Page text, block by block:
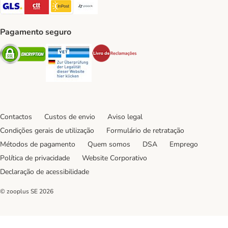
GLS Shipping Method
CTTExpress Shipping Method
InPost Shipping Method
Pagamento seguro
Security Security
Contactos Custos de envio
Aviso legal
Condições gerais de utilização
Formulário de retratação
Métodos de pagamento
Quem somos DSA
Emprego
Política de privacidade
Website Corporativo
Declaração de acessibilidade
© zooplus SE 2026